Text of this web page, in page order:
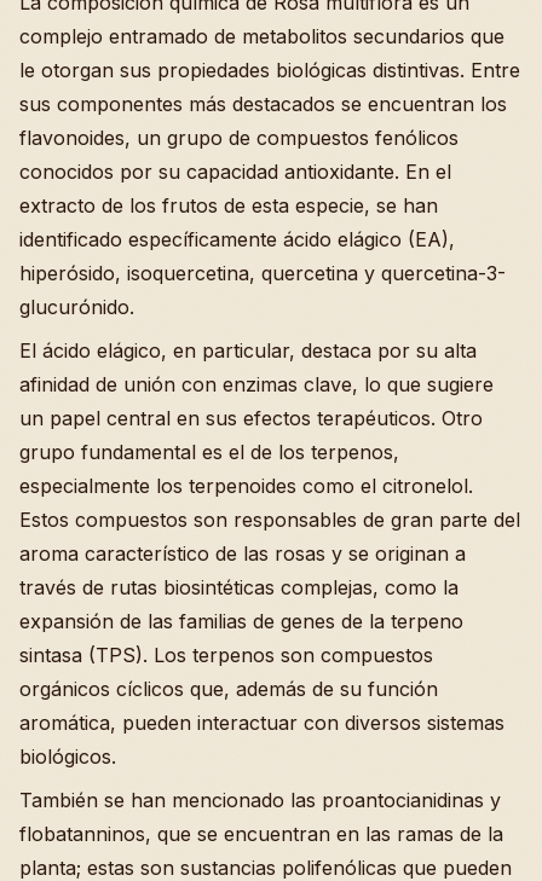
complejo entramado de metabolitos secundarios que
le otorgan sus propiedades biológicas distintivas. Entre
sus componentes más destacados se encuentran los
flavonoides, un grupo de compuestos fenólicos
conocidos por su capacidad antioxidante. En el
extracto de los frutos de esta especie, se han
identificado específicamente ácido elágico (EA),
hiperósido, isoquercetina, quercetina y quercetina-3-
glucurónido.
El ácido elágico, en particular, destaca por su alta
afinidad de unión con enzimas clave, lo que sugiere
un papel central en sus efectos terapéuticos. Otro
grupo fundamental es el de los terpenos,
especialmente los terpenoides como el citronelol.
Estos compuestos son responsables de gran parte del
aroma característico de las rosas y se originan a
través de rutas biosintéticas complejas, como la
expansión de las familias de genes de la terpeno
sintasa (TPS). Los terpenos son compuestos
orgánicos cíclicos que, además de su función
aromática, pueden interactuar con diversos sistemas
biológicos.
También se han mencionado las proantocianidinas y
flobatanninos, que se encuentran en las ramas de la
planta; estas son sustancias polifenólicas que pueden